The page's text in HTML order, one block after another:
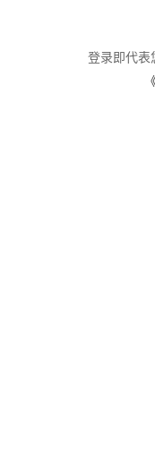
登录即代表